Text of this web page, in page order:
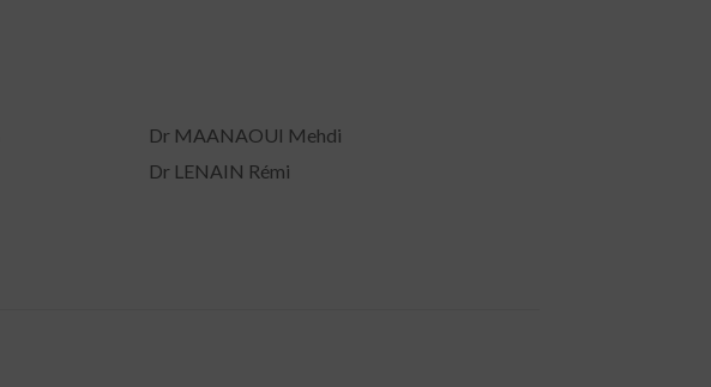
Dr MAANAOUI Mehdi
Dr LENAIN Rémi